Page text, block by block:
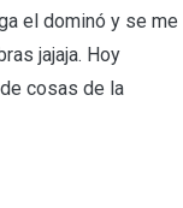
el dominó y se me
jajaja. Hoy
cosas de la